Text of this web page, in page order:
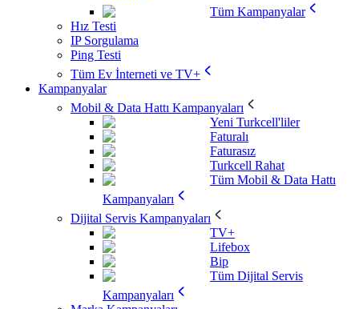
Tüm Kampanyalar
Hız Testi
IP Sorgulama
Ping Testi
Tüm Ev İnterneti ve TV+
Kampanyalar
Mobil & Data Hattı Kampanyaları
Yeni Turkcell'liler
Faturalı
Faturasız
Turkcell Rahat
Tüm Mobil & Data Hattı
Kampanyaları
Dijital Servis Kampanyaları
TV+
Lifebox
Bip
Tüm Dijital Servis
Kampanyaları